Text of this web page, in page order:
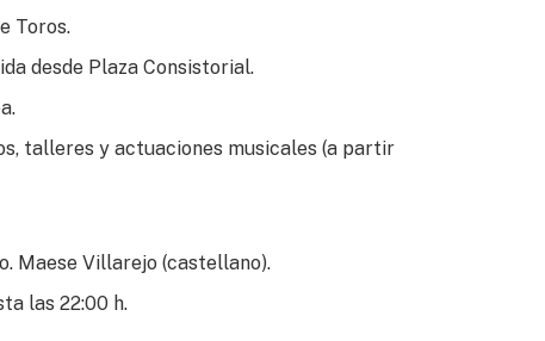
Toros.
desde Plaza Consistorial.
talleres y actuaciones musicales (a partir
Maese Villarejo (castellano).
las 22:00 h.